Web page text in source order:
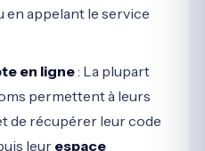
en appelant le service
en ligne: La plupart
permettent à leurs
de récupérer leur code
leur espace